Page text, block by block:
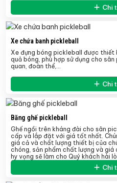
Chi
Xe chứa banh pickleball
Xe đựng bóng pickleball
được thiết
quả bóng, phù hợp sử dụng cho
quan, đoàn thể,…
Chi
Băng ghế pickleball
Ghế ngồi trên kháng đài cho sân
cấp và lắp đặt với giá tốt nhất.
giá cả và chất lượng thiết bị của
chóng, sản phẩm chất lượng và
hy vọng sẽ làm cho Quý khách hài
Chi